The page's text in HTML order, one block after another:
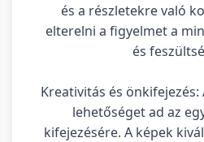
és a részletekre való
elterelni a figyelmet a
és
Kreativitás és
lehetőséget ad az
kifejezésére. A képek